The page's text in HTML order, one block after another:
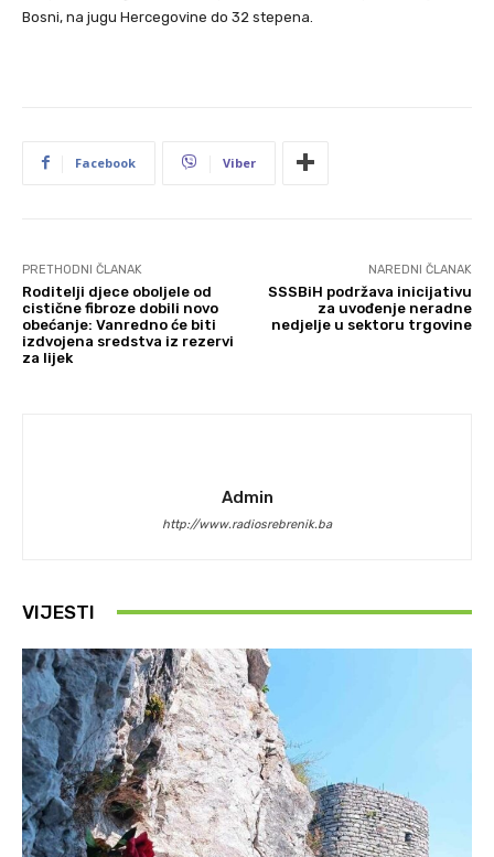
Bosni, na jugu Hercegovine do 32 stepena.
Facebook Viber
PRETHODNI ČLANAK
Roditelji djece oboljele od
cistične fibroze dobili novo
obećanje: Vanredno će biti
izdvojena sredstva iz rezervi
za lijek
NAREDNI ČLANAK
SSSBiH podržava inicijativu
za uvođenje neradne
nedjelje u sektoru trgovine
Admin
http://www.radiosrebrenik.ba
VIJESTI